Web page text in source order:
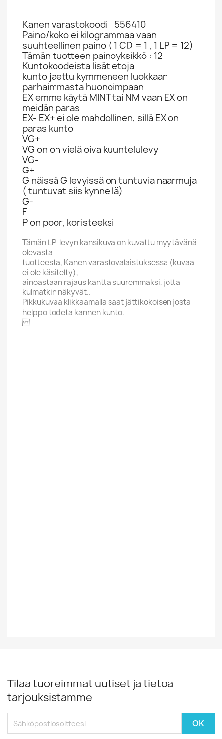
Kanen varastokoodi : 556410
Paino/koko ei kilogrammaa vaan
suuhteellinen paino ( 1 CD = 1 , 1 LP = 12)
Tämän tuotteen painoyksikkö : 12
Kuntokoodeista lisätietoja
kunto jaettu kymmeneen luokkaan
parhaimmasta huonoimpaan
EX emme käytä MINT tai NM vaan EX on
meidän paras
EX- EX+ ei ole mahdollinen, sillä EX on
paras kunto
VG+
VG on on vielä oiva kuuntelulevy
VG-
G+
G näissä G levyissä on tuntuvia naarmuja
( tuntuvat siis kynnellä)
G-
F
P on poor, koristeeksi
Tämän LP-levyn kansikuva on kuvattu myytävänä
olevasta
tuotteesta, Kanen varastovalaistuksessa (kuvaa
ei ole käsitelty),
ainoastaan rajaus kantta suuremmaksi, jotta
kulmatkin näkyvät..
Pikkukuvaa klikkaamalla saat jättikokoisen josta
helppo todeta kannen kunto.
Tilaa tuoreimmat uutiset ja tietoa
tarjouksistamme